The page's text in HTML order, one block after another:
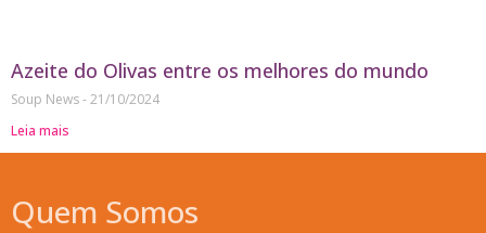
Azeite do Olivas entre os melhores do mundo
Soup News 21/10/2024
Leia mais
Quem Somos